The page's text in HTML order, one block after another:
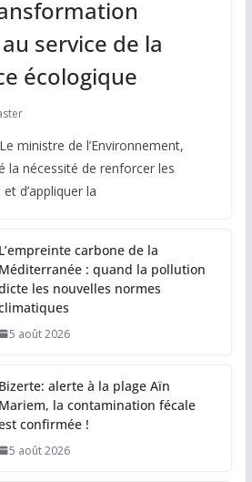
service de la
écologique
ministre de l’Environnement,
la nécessité de renforcer les
d’appliquer la
L’empreinte carbone de la
Méditerranée : quand la pollution
les nouvelles normes
5 août 2026
Bizerte: alerte à la plage Aïn
Mariem, la contamination fécale
confirmée !
5 août 2026